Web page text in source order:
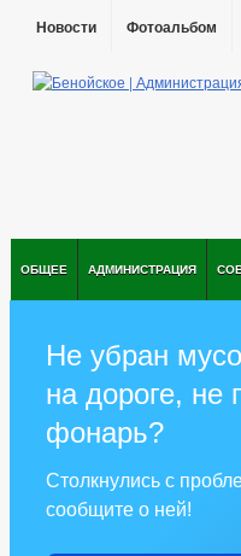
Новости Фотоальбом
ОБЩЕЕ АДМИНИСТРАЦИЯ
Не убран
на дороге, не
фонарь?
Столкнулись с
сообщите о ней!